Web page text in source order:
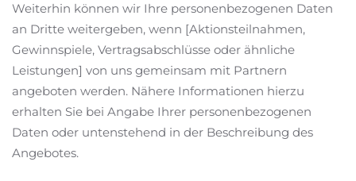
Weiterhin können wir Ihre personenbezogenen Daten
an Dritte weitergeben, wenn [Aktionsteilnahmen,
Gewinnspiele, Vertragsabschlüsse oder ähnliche
Leistungen] von uns gemeinsam mit Partnern
angeboten werden. Nähere Informationen hierzu
erhalten Sie bei Angabe Ihrer personenbezogenen
Daten oder untenstehend in der Beschreibung des
Angebotes.